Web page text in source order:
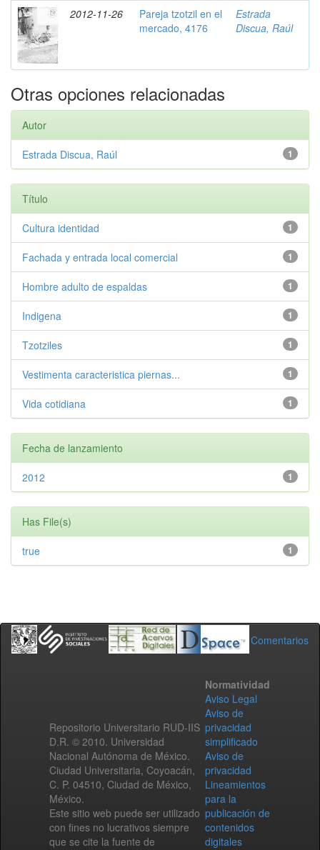
2012-11-26
Pareja tzotzil en el
mercado, 4176
Estrada
Discua, Raúl
Otras opciones relacionadas
Autor
1
Estrada Discua, Raúl
Título
1
Cultura identidad
1
Fachada y entrada local comercial
1
Hombre adulto de espaldas
1
Indigena
1
Tzotziles
1
Vestimenta caracteristica piernas...
1
Vida cotidiana
Fecha de lanzamiento
1
2012
Has File(s)
1
true
Comentarios
Repositorio Universitario RUD-IIS
D.R. © 2010. Universidad
Nacional Autónoma de México.
Ciudad Universitaria, Coyoacán,
C. P. 04510, Ciudad de México,
México.
Este sitio web puede ser utilizado
con fines no lucrativos siempre
que se cite la fuente de
Normatividad
Aviso Legal
Aviso de
privacidad
simplificado
Aviso de
privacidad
Lineamientos
para la
publicación de
contenidos
digitales